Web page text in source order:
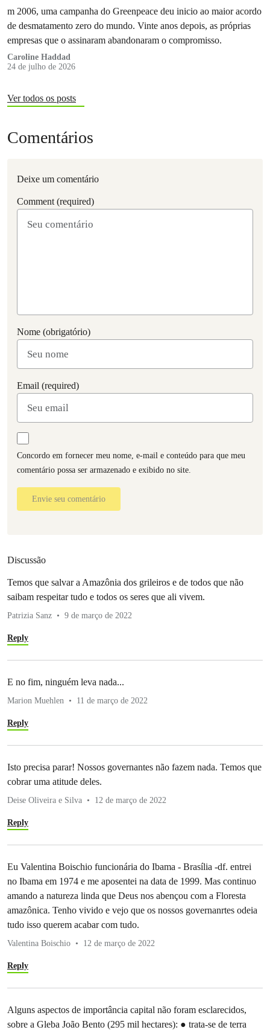
m 2006, uma campanha do Greenpeace deu inicio ao maior acordo
de desmatamento zero do mundo. Vinte anos depois, as próprias
empresas que o assinaram abandonaram o compromisso.
Caroline Haddad
24 de julho de 2026
Ver todos os posts
Comentários
Deixe um comentário
Comment (required)
Nome (obrigatório)
Email (required)
Concordo em fornecer meu nome, e-mail e conteúdo para que meu
comentário possa ser armazenado e exibido no site.
Envie seu comentário
Discussão
Temos que salvar a Amazônia dos grileiros e de todos que não
saibam respeitar tudo e todos os seres que ali vivem.
Patrizia Sanz 9 de março de 2022
Reply
E no fim, ninguém leva nada...
Marion Muehlen 11 de março de 2022
Reply
Isto precisa parar! Nossos governantes não fazem nada. Temos que
cobrar uma atitude deles.
Deise Oliveira e Silva 12 de março de 2022
Reply
Eu Valentina Boischio funcionária do Ibama - Brasília -df. entrei
no Ibama em 1974 e me aposentei na data de 1999. Mas continuo
amando a natureza linda que Deus nos abençou com a Floresta
amazônica. Tenho vivido e vejo que os nossos governanrtes odeia
tudo isso querem acabar com tudo.
Valentina Boischio 12 de março de 2022
Reply
Alguns aspectos de importância capital não foram esclarecidos,
sobre a Gleba João Bento (295 mil hectares): ● trata-se de terra